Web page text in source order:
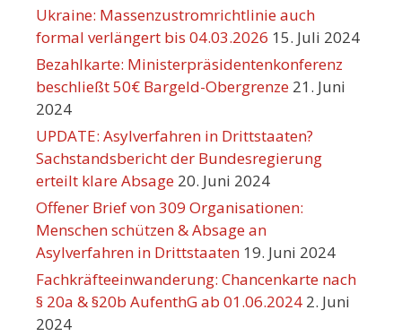
Ukraine: Massenzustromrichtlinie auch
formal verlängert bis 04.03.2026 15. Juli 2024
Bezahlkarte: Ministerpräsidentenkonferenz
beschließt 50€ Bargeld-Obergrenze 21. Juni
2024
UPDATE: Asylverfahren in Drittstaaten?
Sachstandsbericht der Bundesregierung
erteilt klare Absage 20. Juni 2024
Offener Brief von 309 Organisationen:
Menschen schützen & Absage an
Asylverfahren in Drittstaaten 19. Juni 2024
Fachkräfteeinwanderung: Chancenkarte nach
§ 20a & §20b AufenthG ab 01.06.2024 2. Juni
2024